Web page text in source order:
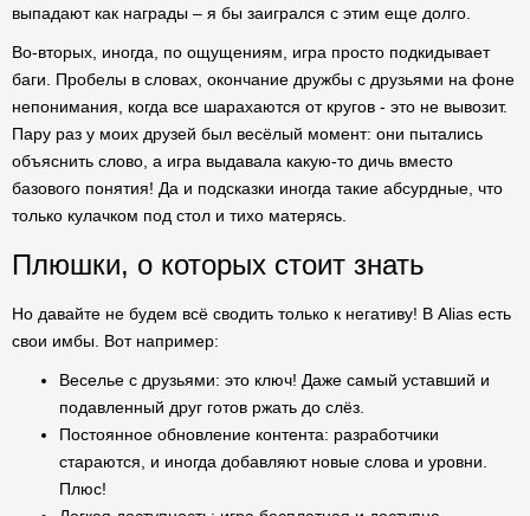
выпадают как награды – я бы заигрался с этим еще долго.
Во-вторых, иногда, по ощущениям, игра просто подкидывает
баги. Пробелы в словах, окончание дружбы с друзьями на фоне
непонимания, когда все шарахаются от кругов - это не вывозит.
Пару раз у моих друзей был весёлый момент: они пытались
объяснить слово, а игра выдавала какую-то дичь вместо
базового понятия! Да и подсказки иногда такие абсурдные, что
только кулачком под стол и тихо матерясь.
Плюшки, о которых стоит знать
Но давайте не будем всё сводить только к негативу! В Alias есть
свои имбы. Вот например:
Веселье с друзьями: это ключ! Даже самый уставший и
подавленный друг готов ржать до слёз.
Постоянное обновление контента: разработчики
стараются, и иногда добавляют новые слова и уровни.
Плюс!